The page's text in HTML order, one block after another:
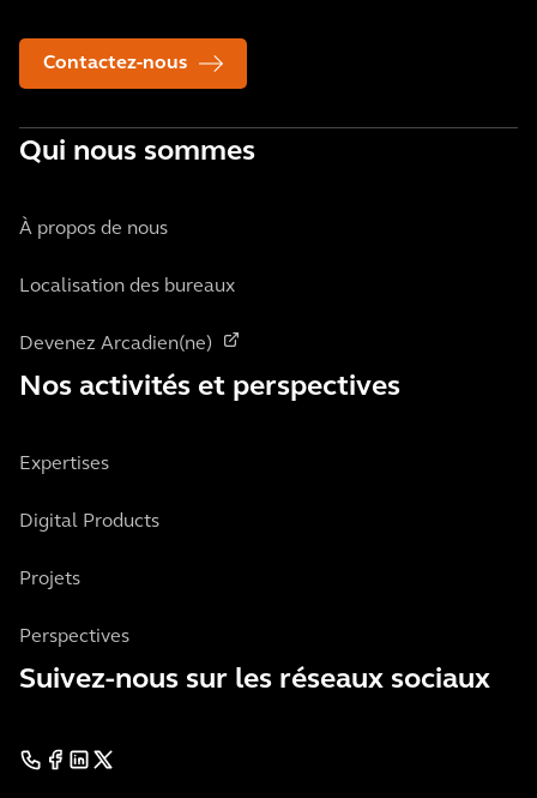
Contactez-nous
Qui nous sommes
À propos de nous
Localisation des bureaux
Devenez Arcadien(ne)
Nos activités et perspectives
Expertises
Digital Products
Projets
Perspectives
Suivez-nous sur les réseaux sociaux